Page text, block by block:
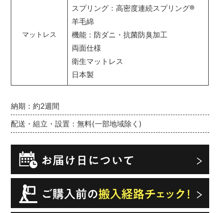
納期：約2週間
配送・組立・設置：無料(一部地域除く)
マットレス
スプリング：高密度連続スプリング®
羊毛綿
機能：防ダニ・抗菌防臭加工
両面仕様
衛生マットレス
日本製